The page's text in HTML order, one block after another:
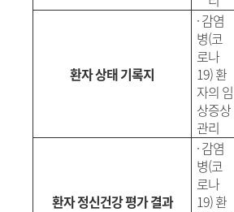
환자 상태 기록지
·감염
병(코
로나
19)환
자의 임
상증상
관리
환자 정신건강 평가 결과
·감염
병(코
로나
19)환